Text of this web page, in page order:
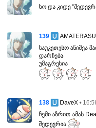
ხო და კიდე
139 AMATERASU
საუკეთესო ანიმეა
დარჩება
უმაგრესია
138 DaveX •
ჩემი აზრით ამას
შედევრია